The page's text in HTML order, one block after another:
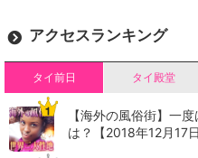
アクセスランキング
タイ前日 タイ殿堂
【海外の風俗街】一
は？【2018年12月17日